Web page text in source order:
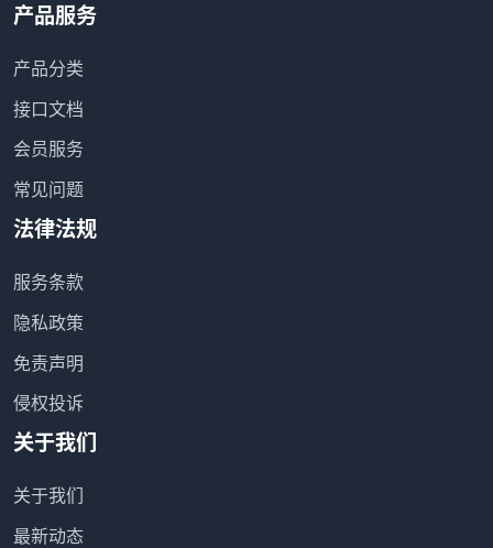
产品服务
产品分类
接口文档
会员服务
常见问题
法律法规
服务条款
隐私政策
免责声明
侵权投诉
关于我们
关于我们
最新动态